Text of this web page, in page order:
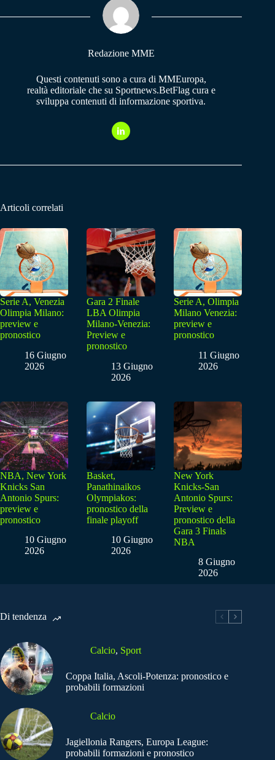
pp m
Redazione MME
Questi contenuti sono a cura di MMEuropa,
realtà editoriale che su Sportnews.BetFlag cura e
sviluppa contenuti di informazione sportiva.
Articoli correlati
Serie A, Venezia
Olimpia Milano:
preview e
pronostico
16 Giugno
2026
Gara 2 Finale
LBA Olimpia
Milano-Venezia:
Preview e
pronostico
13 Giugno
2026
Serie A, Olimpia
Milano Venezia:
preview e
pronostico
11 Giugno
2026
NBA, New York
Knicks San
Antonio Spurs:
preview e
pronostico
10 Giugno
2026
Basket,
Panathinaikos
Olympiakos:
pronostico della
finale playoff
10 Giugno
2026
New York
Knicks-San
Antonio Spurs:
Preview e
pronostico della
Gara 3 Finals
NBA
8 Giugno
2026
Di tendenza
Calcio, Sport
Coppa Italia, Ascoli-Potenza: pronostico e
probabili formazioni
Calcio
Jagiellonia Rangers, Europa League:
probabili formazioni e pronostico